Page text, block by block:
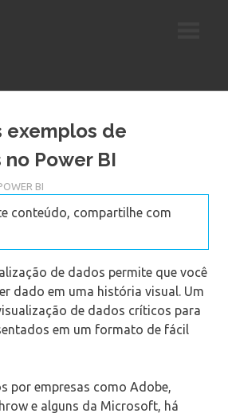
exemplos de
no Power BI
BI
conteúdo, compartilhe com
de dados permite que você
dado em uma história visual. Um
de dados críticos para
em um formato de fácil
por empresas como Adobe,
e alguns da Microsoft, há